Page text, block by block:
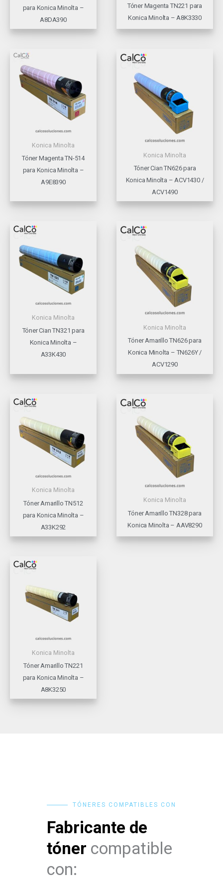
para Konica Minolta –
A8DA390
Tóner Magenta TN221 para
Konica Minolta – A8K3330
Konica Minolta
Tóner Magenta TN-514
para Konica Minolta –
A9E8390
Konica Minolta
Tóner Cian TN626 para
Konica Minolta – ACV1430 /
ACV1490
Konica Minolta
Tóner Cian TN321 para
Konica Minolta –
A33K430
Konica Minolta
Tóner Amarillo TN626 para
Konica Minolta – TN626Y /
ACV1290
Konica Minolta
Tóner Amarillo TN512
para Konica Minolta –
A33K292
Konica Minolta
Tóner Amarillo TN328 para
Konica Minolta – AAV8290
Konica Minolta
Tóner Amarillo TN221
para Konica Minolta –
A8K3250
TÓNERES COMPATIBLES CON
Fabricante de
tóner compatible
con: